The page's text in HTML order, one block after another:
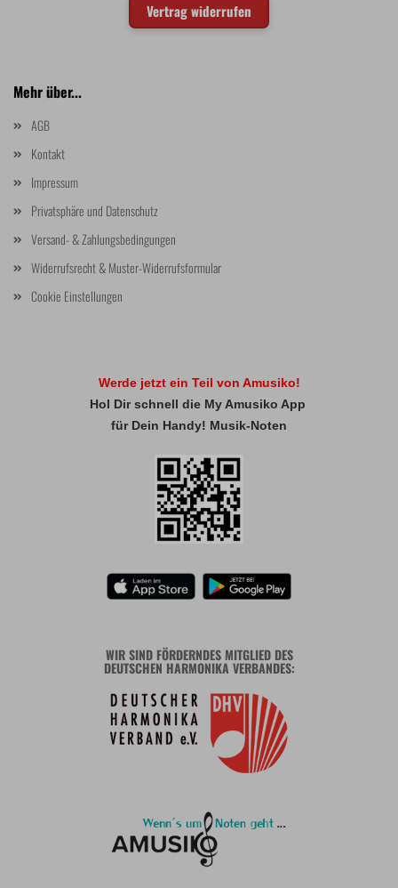
Vertrag widerrufen
Mehr über...
AGB
Kontakt
Impressum
Privatsphäre und Datenschutz
Versand- & Zahlungsbedingungen
Widerrufsrecht & Muster-Widerrufsformular
Cookie Einstellungen
Werde jetzt ein Teil von Amusiko!
Hol Dir schnell die My Amusiko App
für Dein Handy! Musik-Noten
WIR SIND FÖRDERNDES MITGLIED DES
DEUTSCHEN HARMONIKA VERBANDES: